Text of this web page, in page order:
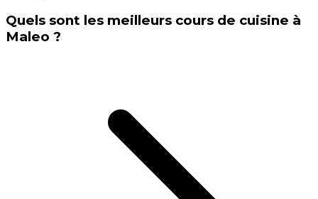
Quels sont les meilleurs cours de cuisine à
Maleo ?